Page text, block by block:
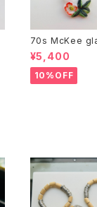
70s McKee
ompany ハンドペイン
トハンド小皿（赤
¥5,400
10%OFF